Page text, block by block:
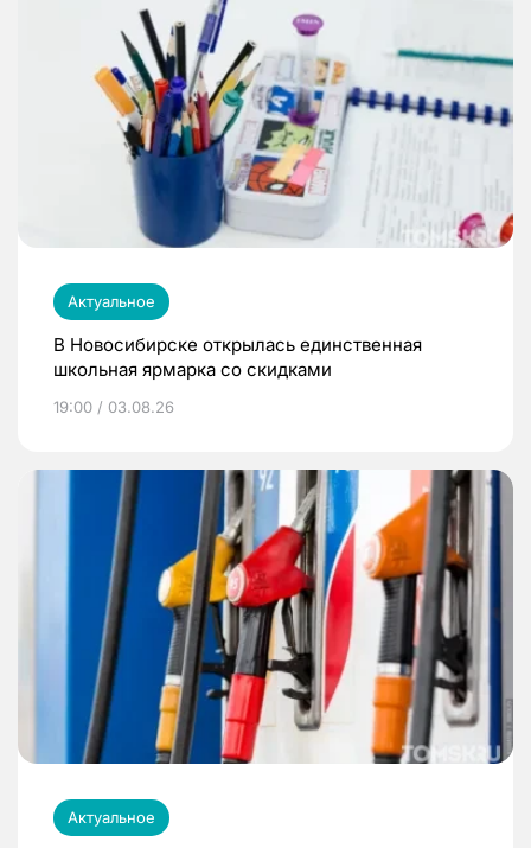
Актуальное
В Новосибирске открылась единственная
школьная ярмарка со скидками
19:00 / 03.08.26
Актуальное